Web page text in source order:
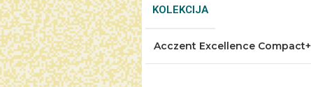
KOLEKCIJA
Acczent Excellence Compact+